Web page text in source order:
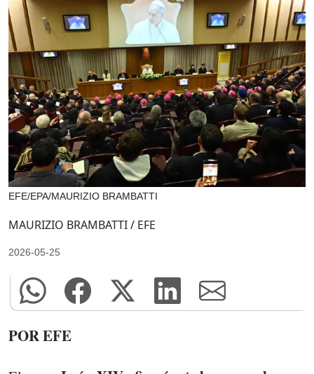
EFE/EPA/MAURIZIO BRAMBATTI
MAURIZIO BRAMBATTI / EFE
2026-05-25
POR EFE